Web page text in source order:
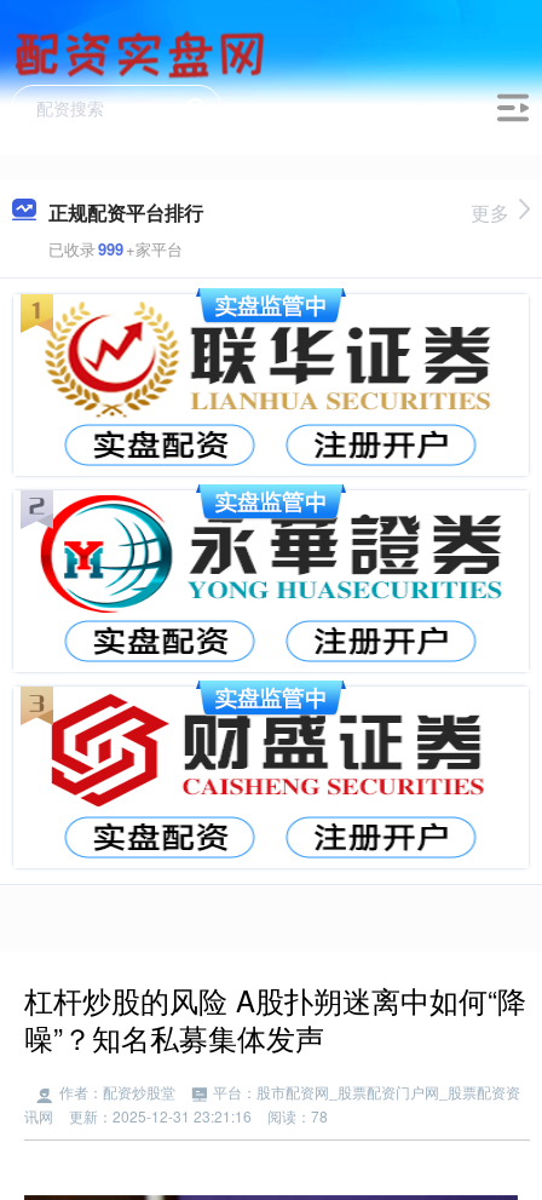
正规配资平台排行
已收录999+家平台
更多
杠杆炒股的风险 A股扑朔迷离中如何“降
噪”？知名私募集体发声
作者：配资炒股堂
平台：股市配资网_股票配资门户网_股票配资资
讯网
更新：2025-12-31 23:21:16 阅读：78